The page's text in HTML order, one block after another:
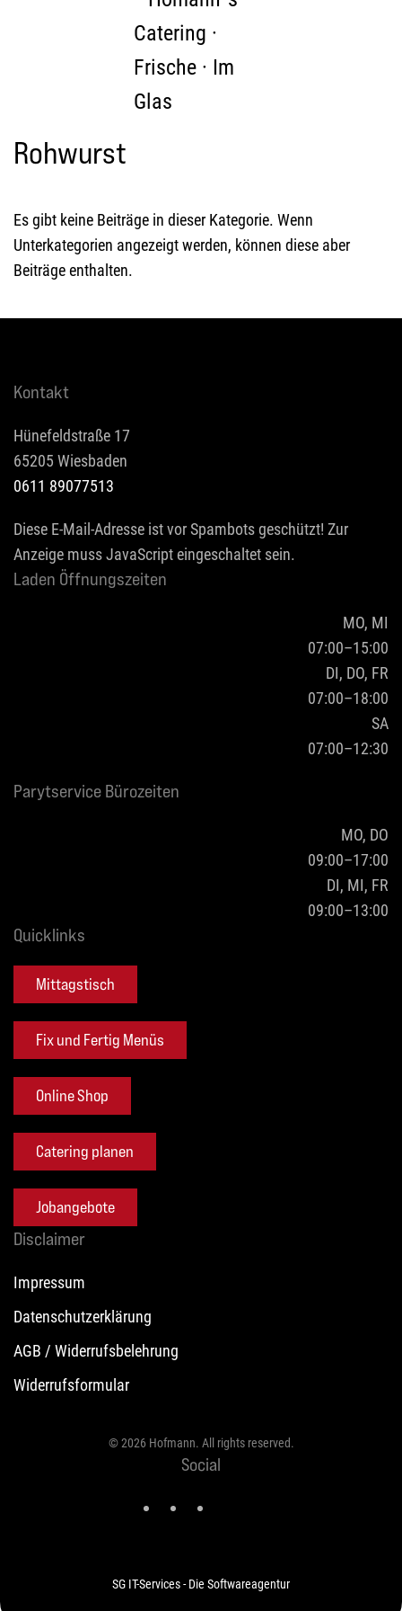
Zum Hauptinhalt springen
Rohwurst
Es gibt keine Beiträge in dieser Kategorie. Wenn
Unterkategorien angezeigt werden, können diese aber
Beiträge enthalten.
Kontakt
Hünefeldstraße 17
65205 Wiesbaden
0611 89077513
Diese E-Mail-Adresse ist vor Spambots geschützt! Zur
Anzeige muss JavaScript eingeschaltet sein.
Laden Öffnungszeiten
MO, MI
07:00–15:00
DI, DO, FR
07:00–18:00
SA
07:00–12:30
Parytservice Bürozeiten
MO, DO
09:00–17:00
DI, MI, FR
09:00–13:00
Quicklinks
Mittagstisch
Fix und Fertig Menüs
Online Shop
Catering planen
Jobangebote
Disclaimer
Impressum
Datenschutzerklärung
AGB / Widerrufsbelehrung
Widerrufsformular
©2026Hofmann. All rights reserved.
Social
SG IT-Services - Die Softwareagentur